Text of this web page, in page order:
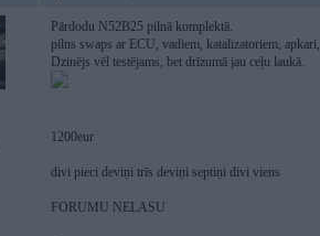
Pārdodu N52B25 pilnā komplektā.
pilns swaps ar ECU, vadiem, katalizatoriem, apkari,
Dzinējs vēl testējams, bet drīzumā jau ceļu laukā.
1200eur
divi pieci deviņi trīs deviņi septiņi divi viens
FORUMU NELASU